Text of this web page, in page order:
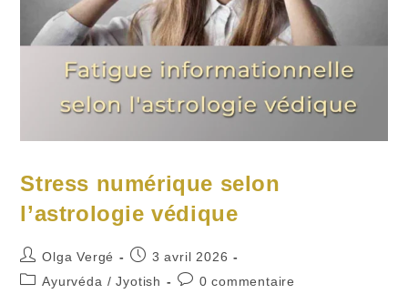
Stress numérique selon
l’astrologie védique
Auteur/autrice
de
Olga Vergé
Publication
publiée :
3 avril 2026
PostAyurvéda / Jyotish
Commentaires
0 commentaire